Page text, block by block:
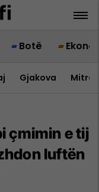
Botë
Gjakova
çmimin e tij
luftën